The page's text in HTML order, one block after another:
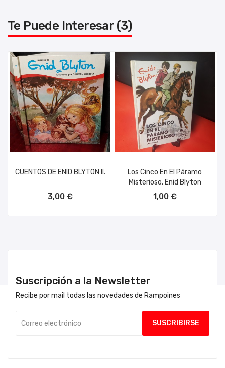
Te Puede Interesar (3)
CUENTOS DE ENID BLYTON II.
3,00 €
Los Cinco En El Páramo
Misterioso, Enid Blyton
1,00 €
Suscripción a la Newsletter
Recibe por mail todas las novedades de Rampoines